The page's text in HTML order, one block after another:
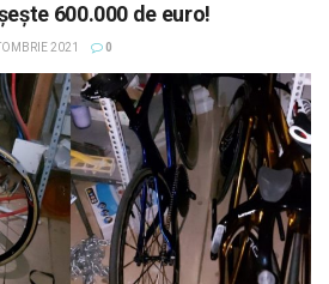
600.000 de euro!
2021 0